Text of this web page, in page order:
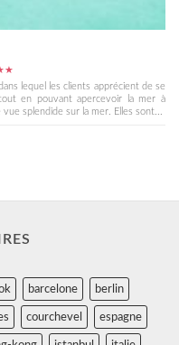
lequel les clients apprécient de se
en pouvant apercevoir la mer à
splendide sur la mer. Elles sont...
barcelone berlin
courchevel espagne